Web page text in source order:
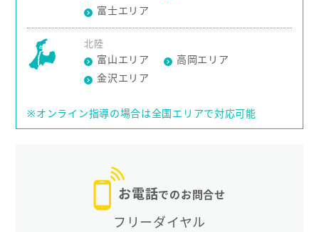
お電話でのお問合せ
フリーダイヤル
富士エリア
北陸
富山エリア
高岡エリア
金沢エリア
※オンライン指導の場合は全国エリアで対応可能